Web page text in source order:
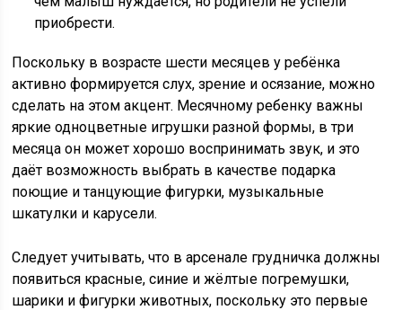
приобрести.
Поскольку в возрасте шести месяцев у ребёнка
активно формируется слух, зрение и осязание, можно
сделать на этом акцент. Месячному ребенку важны
яркие одноцветные игрушки разной формы, в три
месяца он может хорошо воспринимать звук, и это
даёт возможность выбрать в качестве подарка
поющие и танцующие фигурки, музыкальные
шкатулки и карусели.
Следует учитывать, что в арсенале грудничка должны
появиться красные, синие и жёлтые погремушки,
шарики и фигурки животных, поскольку это первые